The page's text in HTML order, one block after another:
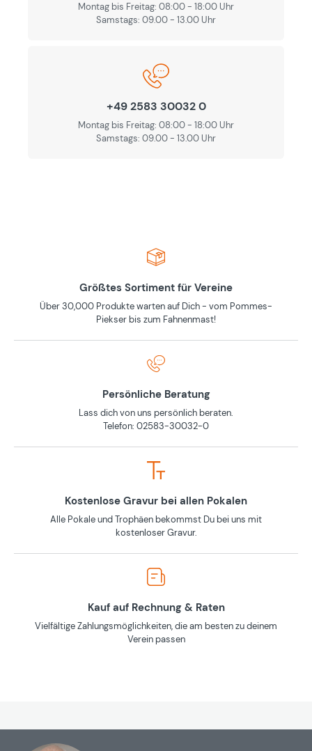
Montag bis Freitag: 08:00 - 18:00 Uhr
Samstags: 09.00 - 13.00 Uhr
+49 2583 30032 0
Montag bis Freitag: 08:00 - 18:00 Uhr
Samstags: 09.00 - 13.00 Uhr
Größtes Sortiment für Vereine
Über 30,000 Produkte warten auf Dich - vom Pommes-
Piekser bis zum Fahnenmast!
Persönliche Beratung
Lass dich von uns persönlich beraten.
Telefon: 02583-30032-0
Kostenlose Gravur bei allen Pokalen
Alle Pokale und Trophäen bekommst Du bei uns mit
kostenloser Gravur.
Kauf auf Rechnung & Raten
Vielfältige Zahlungsmöglichkeiten, die am besten zu deinem
Verein passen